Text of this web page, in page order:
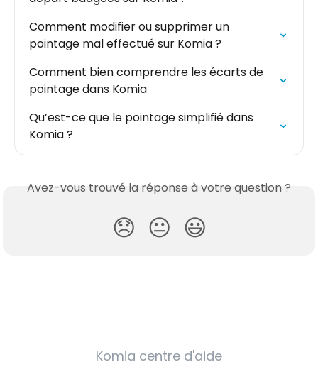
Comment modifier ou supprimer un
pointage mal effectué sur Komia ?
Comment bien comprendre les écarts de
pointage dans Komia
Qu’est-ce que le pointage simplifié dans
Komia ?
Avez-vous trouvé la réponse à votre question ?
😞 😐 😃
Komia centre d'aide